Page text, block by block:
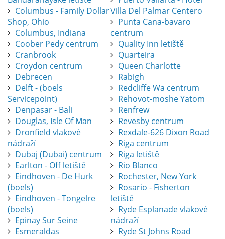
Columbus - Family Dollar
Shop, Ohio
Columbus, Indiana
Coober Pedy centrum
Cranbrook
Croydon centrum
Debrecen
Delft - (boels
Servicepoint)
Denpasar - Bali
Douglas, Isle Of Man
Dronfield vlakové
nádraží
Dubaj (Dubai) centrum
Earlton - Off letiště
Eindhoven - De Hurk
(boels)
Eindhoven - Tongelre
(boels)
Epinay Sur Seine
Esmeraldas
Villa Del Palmar Centero
Punta Cana-bavaro
centrum
Quality Inn letiště
Quarteira
Queen Charlotte
Rabigh
Redcliffe Wa centrum
Rehovot-moshe Yatom
Renfrew
Revesby centrum
Rexdale-626 Dixon Road
Riga centrum
Riga letiště
Rio Blanco
Rochester, New York
Rosario - Fisherton
letiště
Ryde Esplanade vlakové
nádraží
Ryde St Johns Road